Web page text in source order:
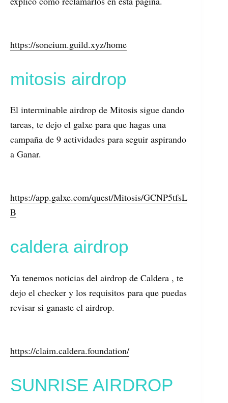
https://soneium.guild.xyz/home
mitosis airdrop
El interminable airdrop de Mitosis sigue dando
tareas, te dejo el galxe para que hagas una
campaña de 9 actividades para seguir aspirando
a Ganar.
https://app.galxe.com/quest/Mitosis/GCNP5tfsL
B
caldera airdrop
Ya tenemos noticias del airdrop de Caldera , te
dejo el checker y los requisitos para que puedas
revisar si ganaste el airdrop.
https://claim.caldera.foundation/
SUNRISE AIRDROP